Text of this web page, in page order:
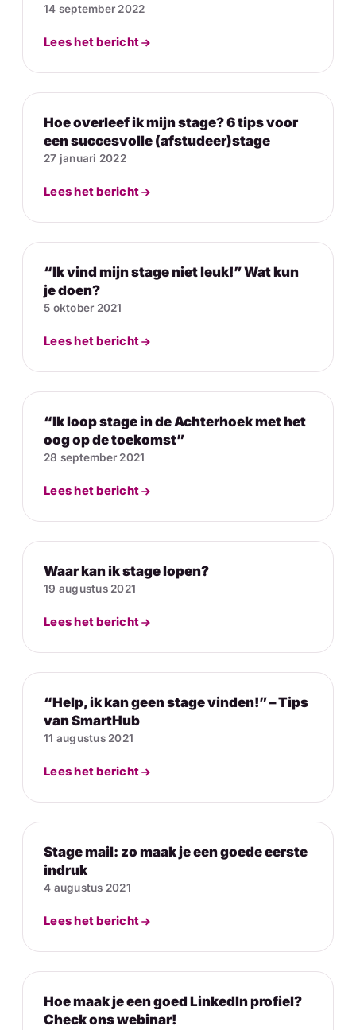
14 september 2022
Lees het bericht
Hoe overleef ik mijn stage? 6 tips voor
een succesvolle (afstudeer)stage
27 januari 2022
Lees het bericht
“Ik vind mijn stage niet leuk!” Wat kun
je doen?
5 oktober 2021
Lees het bericht
“Ik loop stage in de Achterhoek met het
oog op de toekomst”
28 september 2021
Lees het bericht
Waar kan ik stage lopen?
19 augustus 2021
Lees het bericht
“Help, ik kan geen stage vinden!” – Tips
van SmartHub
11 augustus 2021
Lees het bericht
Stage mail: zo maak je een goede eerste
indruk
4 augustus 2021
Lees het bericht
Hoe maak je een goed LinkedIn profiel?
Check ons webinar!